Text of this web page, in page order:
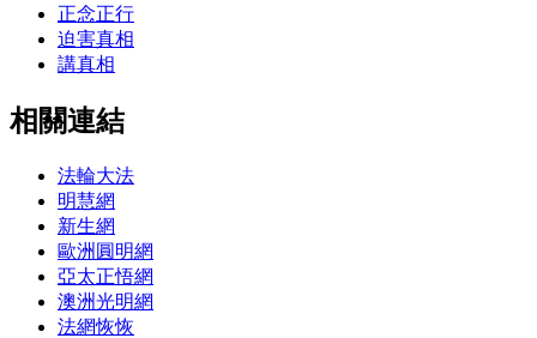
正念正行
迫害真相
講真相
相關連結
法輪大法
明慧網
新生網
歐洲圓明網
亞太正悟網
澳洲光明網
法網恢恢